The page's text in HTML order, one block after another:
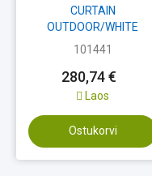
CURTAIN
OUTDOOR/WHITE
101441 AJAX
101441
280,74 €
Laos
Ostukorvi